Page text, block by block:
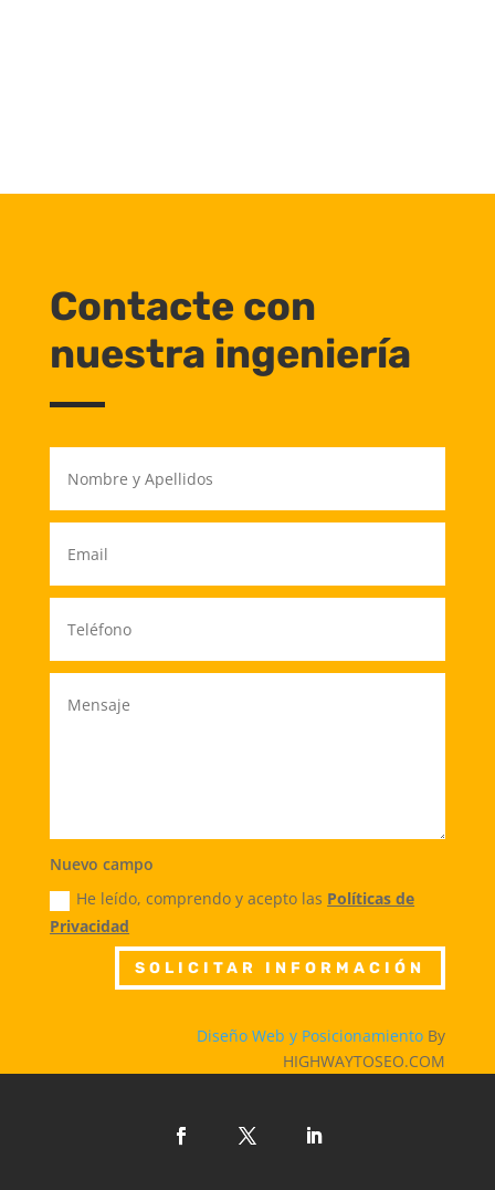
Contacte con
nuestra ingeniería
Nuevo campo
He leído, comprendo y acepto las Políticas de
Privacidad
SOLICITAR INFORMACIÓN
Diseño Web y Posicionamiento By
HIGHWAYTOSEO.COM